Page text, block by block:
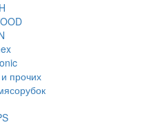
прочих